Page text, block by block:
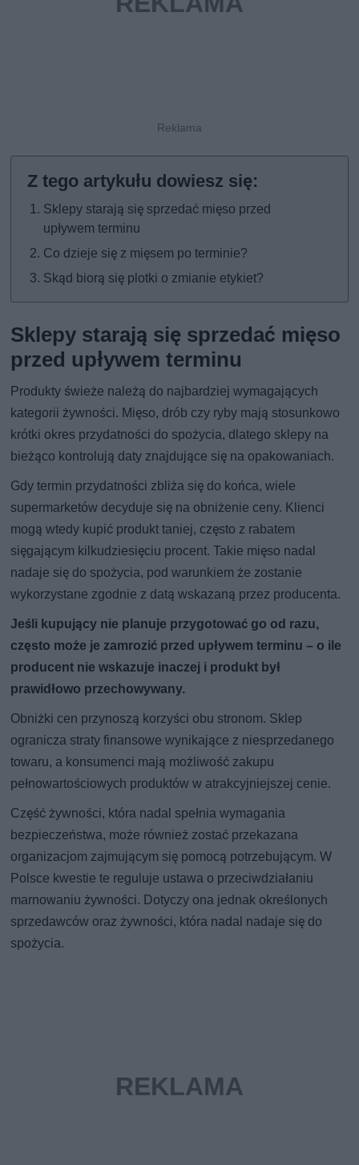
Sklepy starają się sprzedać mięso przed
upływem terminu
Co dzieje się z mięsem po terminie?
Skąd biorą się plotki o zmianie etykiet?
Sklepy starają się sprzedać mięso
przed upływem terminu
Produkty świeże należą do najbardziej wymagających
kategorii żywności. Mięso, drób czy ryby mają stosunkowo
krótki okres przydatności do spożycia, dlatego sklepy na
bieżąco kontrolują daty znajdujące się na opakowaniach.
Gdy termin przydatności zbliża się do końca, wiele
supermarketów decyduje się na obniżenie ceny. Klienci
mogą wtedy kupić produkt taniej, często z rabatem
sięgającym kilkudziesięciu procent. Takie mięso nadal
nadaje się do spożycia, pod warunkiem że zostanie
wykorzystane zgodnie z datą wskazaną przez producenta.
Jeśli kupujący nie planuje przygotować go od razu,
często może je zamrozić przed upływem terminu – o ile
producent nie wskazuje inaczej i produkt był
prawidłowo przechowywany.
Obniżki cen przynoszą korzyści obu stronom. Sklep
ogranicza straty finansowe wynikające z niesprzedanego
towaru, a konsumenci mają możliwość zakupu
pełnowartościowych produktów w atrakcyjniejszej cenie.
Część żywności, która nadal spełnia wymagania
bezpieczeństwa, może również zostać przekazana
organizacjom zajmującym się pomocą potrzebującym. W
Polsce kwestie te reguluje ustawa o przeciwdziałaniu
marnowaniu żywności. Dotyczy ona jednak określonych
sprzedawców oraz żywności, która nadal nadaje się do
spożycia.